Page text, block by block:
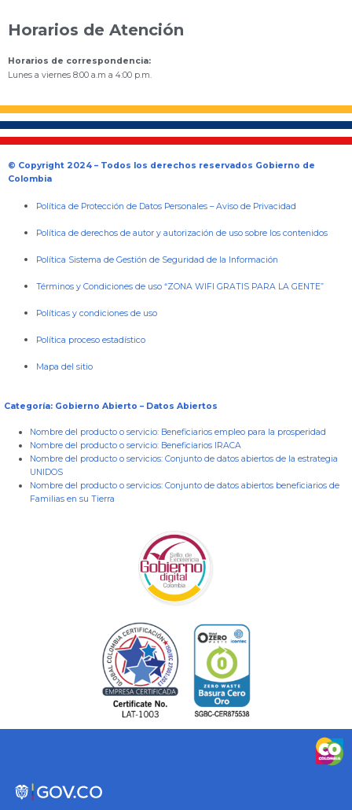
Horarios de Atención
Horarios de correspondencia:
Lunes a viernes 8:00 a.m a 4:00 p.m.
© Copyright 2024 – Todos los derechos reservados Gobierno de
Colombia
Política de Protección de Datos Personales –Aviso de Privacidad
Política de derechos de autor y autorización de uso sobre los contenidos
Política Sistema de Gestión de Seguridad de la Información
Términos y Condiciones de uso “ZONA WIFI GRATIS PARA LA GENTE”
Políticas y condiciones de uso
Política proceso estadístico
Mapa del sitio
Categoría: Gobierno Abierto – Datos Abiertos
Nombre del producto o servicio: Beneficiarios empleo para la prosperidad
Nombre del producto o servicio: Beneficiarios IRACA
Nombre del producto o servicios: Conjunto de datos abiertos de la estrategia
UNIDOS
Nombre del producto o servicios: Conjunto de datos abiertos beneficiarios de
Familias en su Tierra